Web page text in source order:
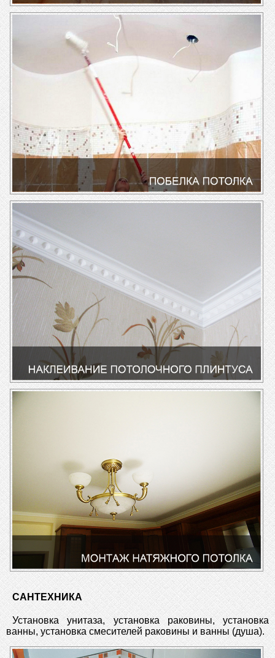
САНТЕХНИКА
Установка унитаза, установка раковины, установка
ванны, установка смесителей раковины и ванны (душа).